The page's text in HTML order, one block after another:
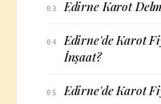
03 Edirne Karot
04
Edirne'de Karot
İnşaat?
05 Edirne'de Karot